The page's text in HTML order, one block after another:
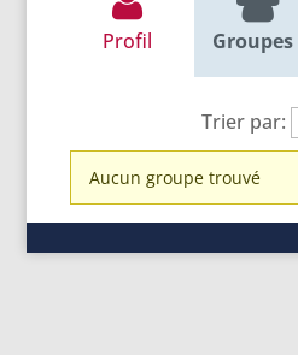
Profil Groupes
Trier par:
Groupes
du
Aucun groupe trouvé